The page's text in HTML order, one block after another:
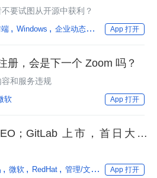
要试图从开源中获利？
端 Windows 企业动态 微软 编程语言
App 打开
册，会是下一个 Zoom 吗？
和服务违规
软 App 打开
；GitLab 上市，首日大涨
团遭王思聪炮轰；领英中国
微软 RedHat 管理/文化 性能优化
App 打开